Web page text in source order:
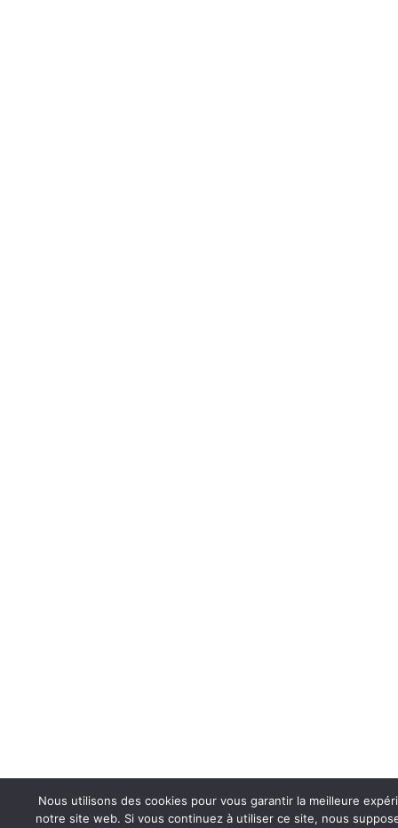
Nous utilisons des cookies pour vous garantir la meilleure
notre site web. Si vous continuez à utiliser ce site, nous